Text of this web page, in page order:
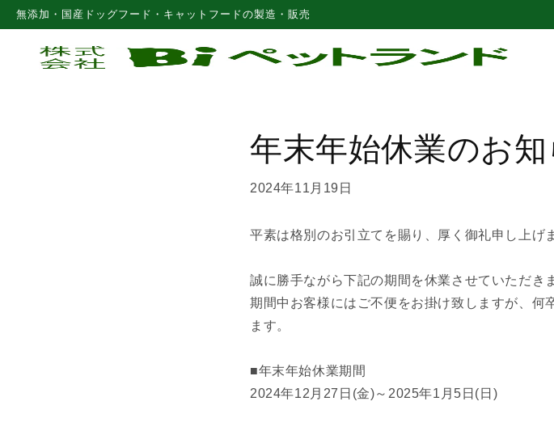
ンツに
進む
無添加・国産ドッグフード・キャットフードの製造・販売
年末年始休業のお
2024年11月19日
平素は格別のお引立てを賜り、厚く御礼申し上げ
誠に勝手ながら下記の期間を休業させていただき
期間中お客様にはご不便をお掛け致しますが、何
ます。
■年末年始休業期間
2024年12月27日(金)～2025年1月5日(日)